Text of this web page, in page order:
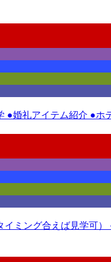
●婚礼アイテム紹介 ●
ミング合えば見学可